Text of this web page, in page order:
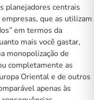
planejadores centrais
que as utilizam
em termos da
mais você gastar,
monopolização de
completamente as
Oriental e de outros
apenas às